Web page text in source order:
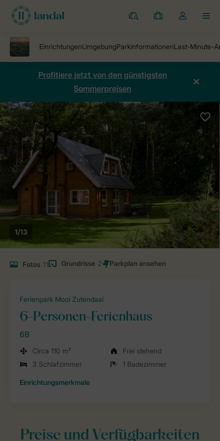
Ferienparks
Meine
Dropdown-
öffnen
Profitiere jetzt von den günstigsten
Sommerpreisen
1/13
Fotos 11 Grundrisse 2
Ferienpark Mooi Zutendaal
6-Personen-Ferienhaus
6B
Circa 110 m²
Frei stehend
3 Schlafzimmer
1 Badezimmer
Einrichtungsmerkmale
Preise und Verfügbarkeiten